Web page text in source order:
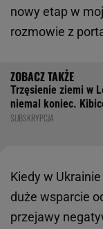
nowy etap w
rozmowie z
Trzęsienie ziemi w
niemal koniec.
SUBSKRYPCJA
Kiedy w
duże wsparcie
przejawy